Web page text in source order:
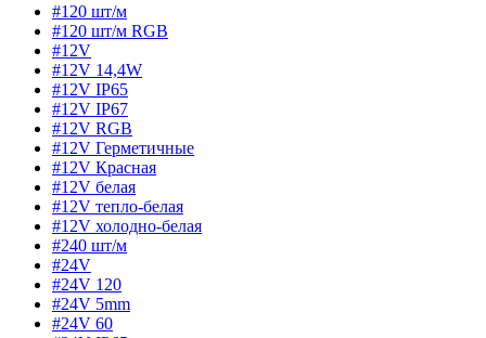
#120 шт/м
#120 шт/м RGB
#12V
#12V 14,4W
#12V IP65
#12V IP67
#12V RGB
#12V Герметичные
#12V Красная
#12V белая
#12V тепло-белая
#12V холодно-белая
#240 шт/м
#24V
#24V 120
#24V 5mm
#24V 60